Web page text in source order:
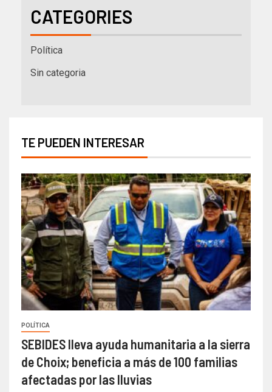
CATEGORIES
Política
Sin categoria
TE PUEDEN INTERESAR
POLÍTICA
SEBIDES lleva ayuda humanitaria a la sierra
de Choix; beneficia a más de 100 familias
afectadas por las lluvias